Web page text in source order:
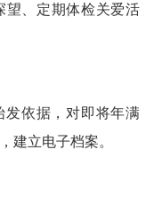
望、定期体检关爱活
发依据，对即将年满
建立电子档案。